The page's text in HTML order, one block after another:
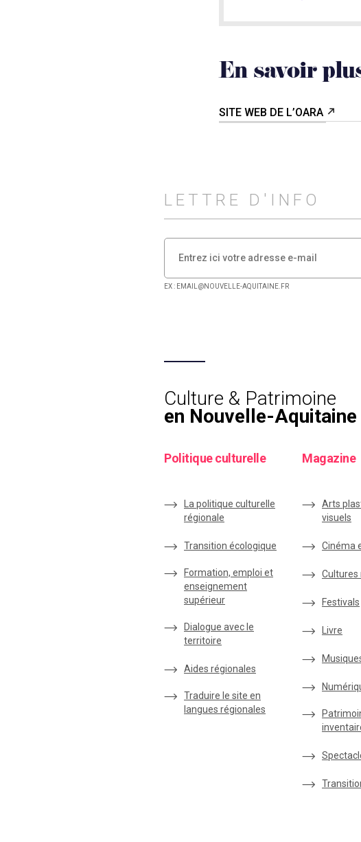
En savoir
SITE WEB DE L’OARA
LETTRE D'INFO
EX : EMAIL@NOUVELLE-AQUITAINE.FR
Culture & Patrimoine
en Nouvelle-Aquitaine
Politique culturelle
La politique culturelle
régionale
Transition écologique
Formation, emploi et
enseignement
supérieur
Dialogue avec le
territoire
Aides régionales
Traduire le site en
langues régionales
Magazine
Arts
visuels
Cinéma
Cultures
Festivals
Livre